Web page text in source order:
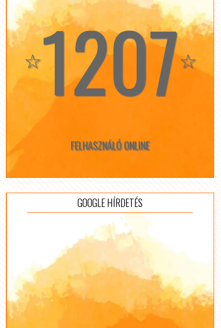
☆1207☆
FELHASZNÁLÓ ONLINE
GOOGLE HÍRDETÉS